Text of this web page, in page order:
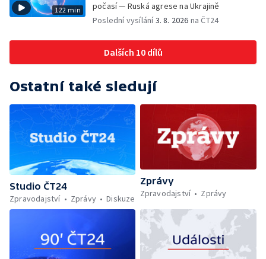
122 min
počasí — Ruská agrese na Ukrajině
Poslední vysílání3. 8. 2026 na ČT24
Dalších 10 dílů
Ostatní také sledují
Studio ČT24
Zpravodajství
Zprávy Diskuze
Zprávy
Zpravodajství
Zprávy